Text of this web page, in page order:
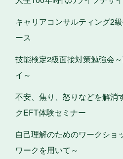
キャリアコンサルティング2
ース
技能検定2級面接対策勉強会
イ～
不安、焦り、怒りなどを解消
クEFT体験セミナー
自己理解のためのワークショ
ワークを用いて～